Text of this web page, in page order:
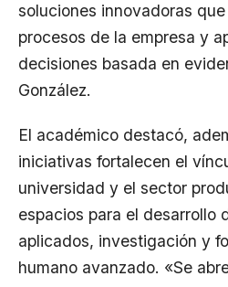
soluciones innovadoras
procesos de la empresa y
decisiones basada en
González.
El académico destacó,
iniciativas fortalecen el
universidad y el sector
espacios para el desarrollo
aplicados, investigación y
humano avanzado. «Se